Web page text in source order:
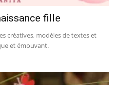
fille
créatives, modèles de textes et
et émouvant.